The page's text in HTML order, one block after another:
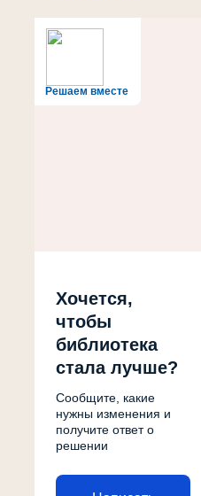
Решаем вместе
Хочется,
чтобы
библиотека
стала лучше?
Сообщите, какие
нужны изменения и
получите ответ о
решении